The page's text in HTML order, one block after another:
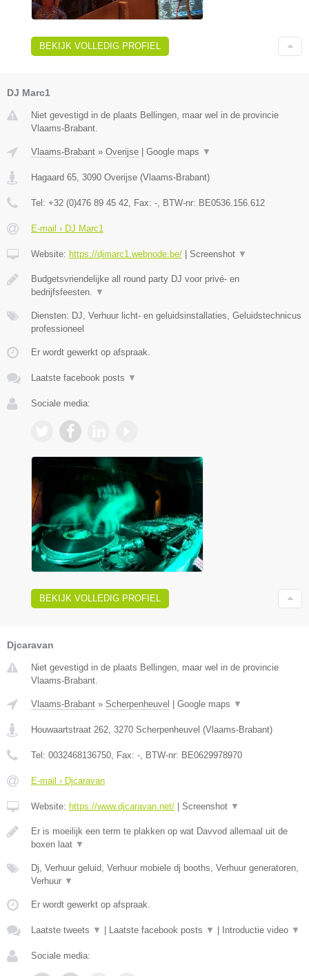
BEKIJK VOLLEDIG PROFIEL
DJ Marc1
Niet gevestigd in de plaats Bellingen, maar wel in de provincie
Vlaams-Brabant.
Vlaams-Brabant » Overijse Google maps ▼
Hagaard 65 3090 Overijse (Vlaams-Brabant)
Tel: +32 (0)476 89 45 42 , Fax: - , BTW-nr: BE0536.156.612
E-mail › DJ Marc1
Website: https://djmarc1.webnode.be/ Screenshot ▼
Budgetsvriendelijke all round party DJ voor privé- en
bedrijfsfeesten.
▼
Diensten: DJ, Verhuur licht- en geluidsinstallaties, Geluidstechnicus
professioneel
Er wordt gewerkt op afspraak.
Laatste facebook posts ▼
Sociale media:
BEKIJK VOLLEDIG PROFIEL
Djcaravan
Niet gevestigd in de plaats Bellingen, maar wel in de provincie
Vlaams-Brabant.
Vlaams-Brabant » Scherpenheuvel | Google maps ▼
Houwaartstraat 262 3270 Scherpenheuvel (Vlaams-Brabant)
Tel: 0032468136750 , Fax: - , BTW-nr: BE0629978970
E-mail › Djcaravan
Website: https://www.djcaravan.net/ | Screenshot ▼
Er is moeilijk een term te plakken op wat Davvod allemaal uit de
boxen laat ▼
Dj, Verhuur geluid, Verhuur mobiele dj booths, Verhuur generatoren,
Verhuur ▼
Er wordt gewerkt op afspraak.
Laatste tweets ▼ | Laatste facebook posts ▼ | Introductie video ▼
Sociale media: